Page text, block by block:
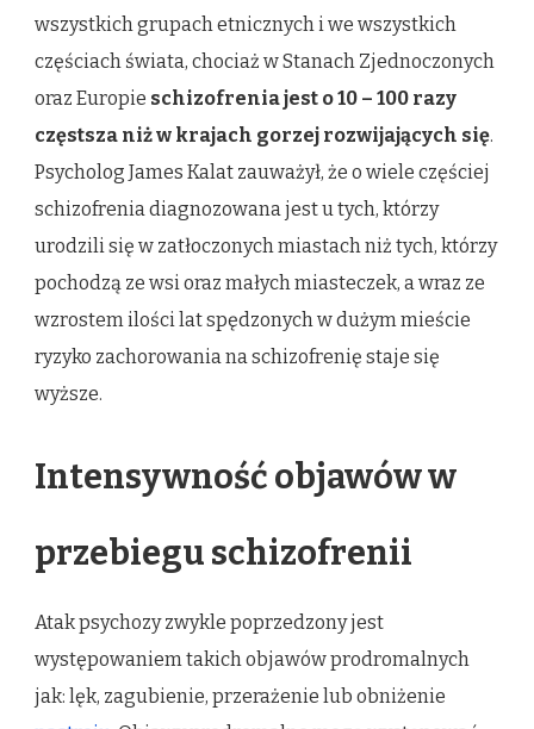
wszystkich grupach etnicznych i we wszystkich
częściach świata, chociaż w Stanach Zjednoczonych
oraz Europie schizofrenia jest o 10 – 100 razy
częstsza niż w krajach gorzej rozwijających się.
Psycholog James Kalat zauważył, że o wiele częściej
schizofrenia diagnozowana jest u tych, którzy
urodzili się w zatłoczonych miastach niż tych, którzy
pochodzą ze wsi oraz małych miasteczek, a wraz ze
wzrostem ilości lat spędzonych w dużym mieście
ryzyko zachorowania na schizofrenię staje się
wyższe.
Intensywność objawów w
przebiegu schizofrenii
Atak psychozy zwykle poprzedzony jest
występowaniem takich objawów prodromalnych
jak: lęk, zagubienie, przerażenie lub obniżenie